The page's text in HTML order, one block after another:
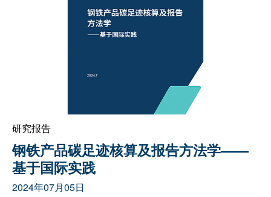
研究报告
钢铁产品碳足迹核算及报告方法学——
基于国际实践
2024年07月05日